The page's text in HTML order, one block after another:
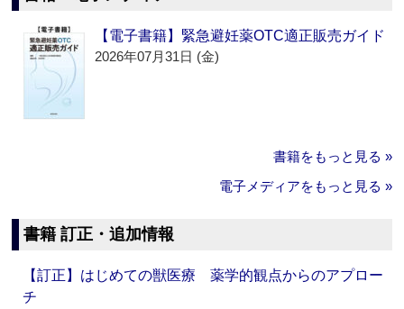
【電子書籍】緊急避妊薬OTC適正販売ガイド
2026年07月31日 (金)
書籍をもっと見る »
電子メディアをもっと見る »
書籍 訂正・追加情報
【訂正】はじめての獣医療 薬学的観点からのアプロー
チ